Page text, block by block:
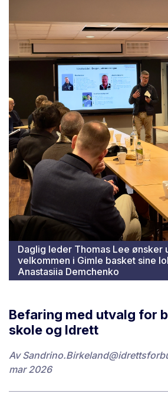
Daglig leder Thomas Lee ønsker
velkommen i Gimle basket sine
Anastasiia Demchenko
Befaring med utvalg for
skole og Idrett
Av
mar 2026